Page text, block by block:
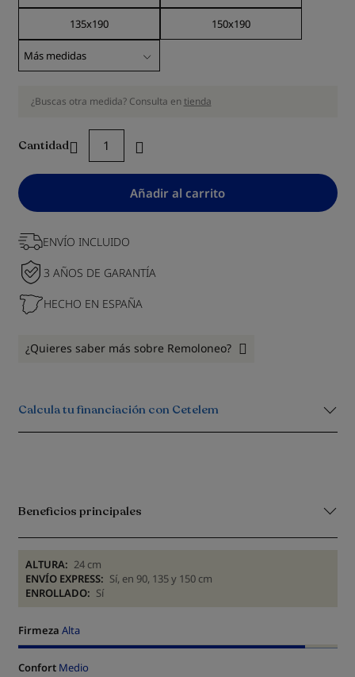
135x190 150x190
¿Buscas otra medida? Consulta en tienda
Cantidad
Añadir al carrito
ENVÍO INCLUIDO
3 AÑOS DE GARANTÍA
HECHO EN ESPAÑA
¿Quieres saber más sobre Remoloneo?
Calcula tu financiación con Cetelem
Beneficios principales
ALTURA: 24 cm
ENVÍO EXPRESS: Sí, en 90, 135 y 150 cm
ENROLLADO: Sí
Firmeza Alta
Confort Medio